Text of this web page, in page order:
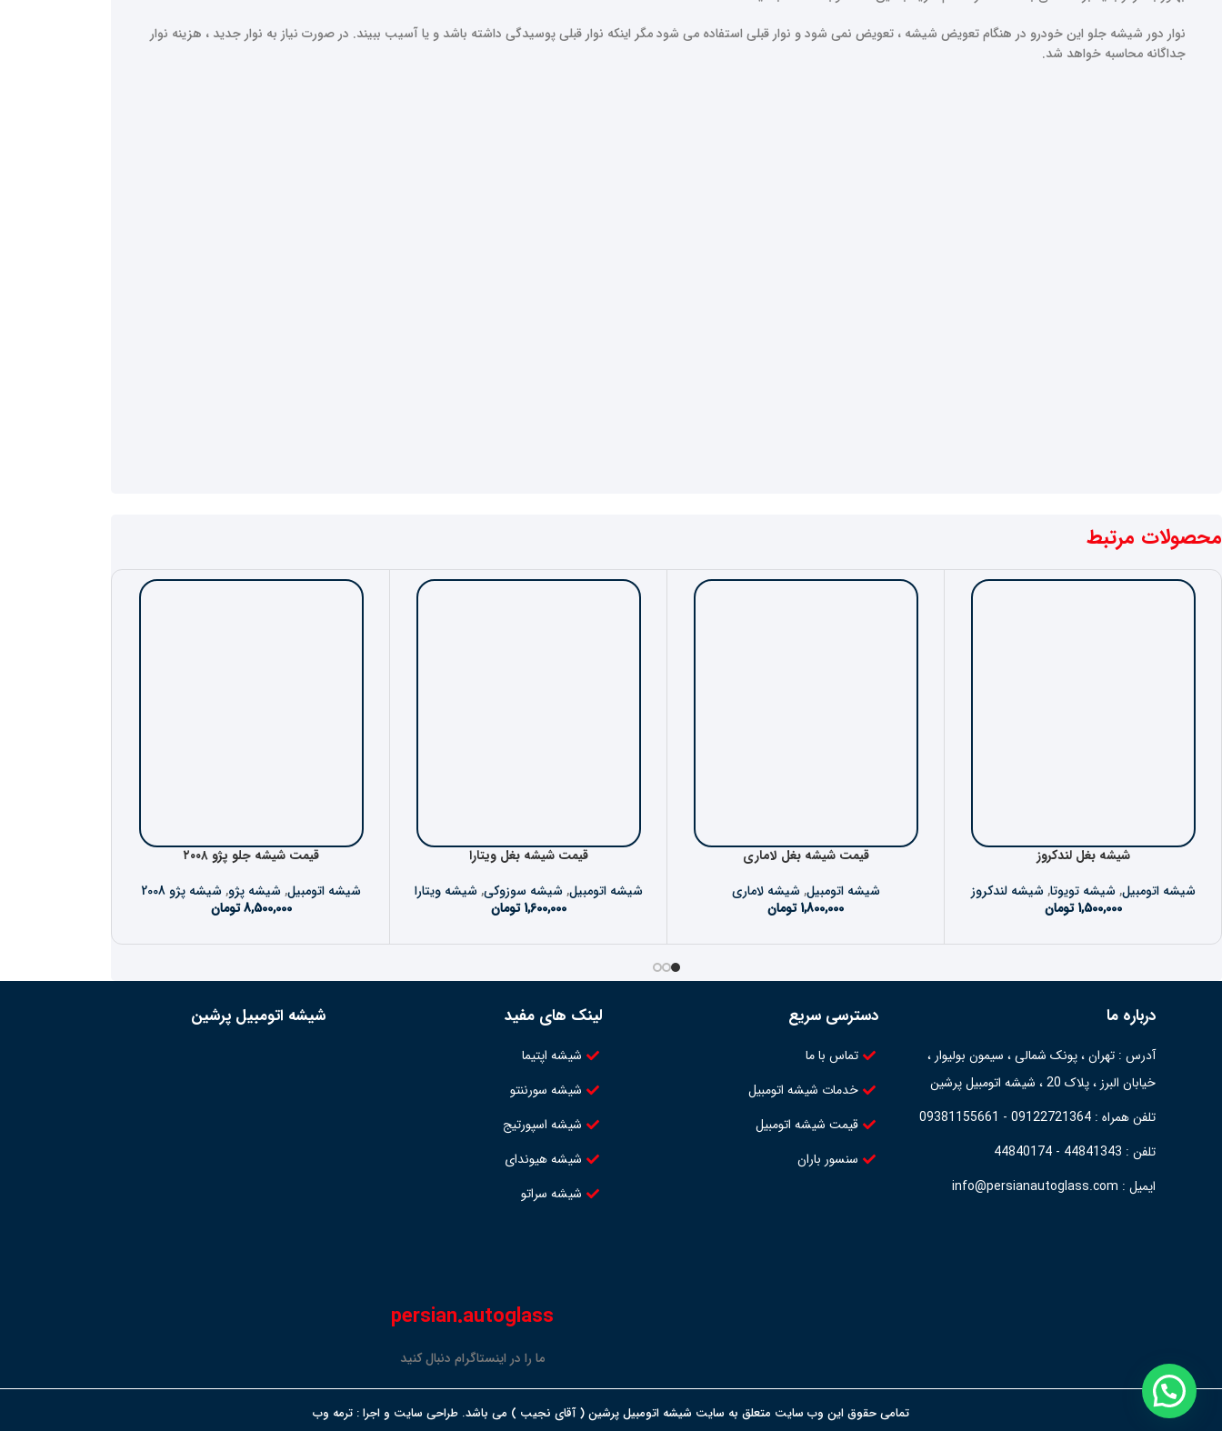
نوار دور شیشه جلو این خودرو در هنگام تعویض شیشه ، تعویض نمی شود و نوار قبلی استفاده می شود مگر اینکه نوار قبلی پوسیدگی داشته باشد و یا آسیب ببیند. در صورت نیاز به نوار جدید ، هزینه نوار
جداگانه محاسبه خواهد شد.
محصولات مرتبط
شیشه بغل لندکروز
شیشه اتومبیل,شیشه تویوتا,شیشه لندکروز
1,500,000 تومان
قیمت شیشه بغل لاماری
شیشه اتومبیل,شیشه لاماری
1,800,000 تومان
قیمت شیشه بغل ویتارا
شیشه اتومبیل,شیشه سوزوکی,شیشه ویتارا
1,600,000 تومان
قیمت شیشه جلو پژو ۲۰۰۸
شیشه اتومبیل,شیشه پژو,شیشه پژو 2008
8,500,000 تومان
درباره ما
آدرس : تهران ، پونک شمالی ، سیمون بولیوار ،
خیابان البرز ، پلاک 20 ، شیشه اتومبیل پرشین
تلفن همراه : 09122721364 - 09381155661
تلفن : 44841343 - 44840174
ایمیل : info@persianautoglass.com
دسترسی سریع
تماس با ما
خدمات شیشه اتومبیل
قیمت شیشه اتومبیل
سنسور باران
لینک های مفید
شیشه اپتیما
شیشه سورننتو
شیشه اسپورتیج
شیشه هیوندای
شیشه سراتو
persian.autoglass
ما را در اینستاگرام دنبال کنید
شیشه اتومبیل پرشین
تمامی حقوق این وب سایت متعلق به سایت شیشه اتومبیل پرشین ( آقای نجیب ) می باشد. طراحی سایت و اجرا : ترمه وب